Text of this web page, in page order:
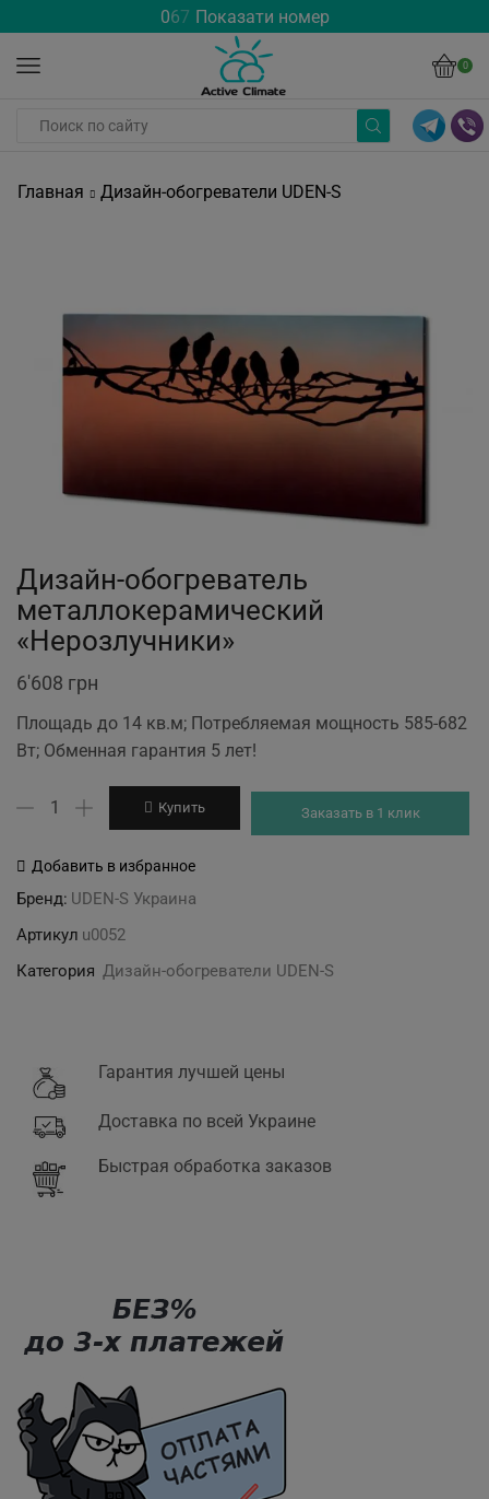
067 Показати номер
0
Главная Дизайн-обогреватели UDEN-S
Дизайн-обогреватель
металлокерамический
«Нерозлучники»
6'608 грн
Площадь до 14 кв.м; Потребляемая мощность 585-682
Вт; Обменная гарантия 5 лет!
Количество
Дизайн-
металлокерамический
"Нерозлучники"
Купить Заказать в 1 клик
Добавить в избранное
Бренд: UDEN-S Украина
Артикул u0052
Категория Дизайн-обогреватели UDEN-S
Гарантия лучшей цены
Доставка по всей Украине
Быстрая обработка заказов